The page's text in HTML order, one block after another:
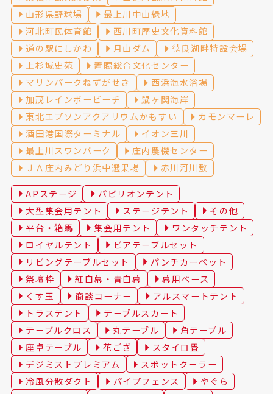
山形県野球場
最上川中山緑地
河北町民体育館
西川町歴史文化資料館
道の駅にしかわ
月山ダム
徳良湖畔特設会場
上杉城史苑
置賜総合文化センター
マリンパークねずがせき
西浜海水浴場
加茂レインボービーチ
鼠ヶ関海岸
東北エプソンアクアリウムかもすい
カモンマーレ
酒田港国際ターミナル
イオン三川
最上川スワンパーク
庄内農機センター
ＪＡ庄内みどり浜中選果場
赤川河川敷
APステージ
パビリオンテント
大型集会用テント
ステージテント
その他
平台・箱馬
集会用テント
ワンタッチテント
ロイヤルテント
ビアテーブルセット
リビングテーブルセット
パンチカーペット
祭壇枠
紅白幕・青白幕
幕用ベース
くす玉
商談コーナー
アルスマートテント
トラステント
テーブルスカート
テーブルクロス
丸テーブル
角テーブル
座卓テーブル
花ござ
スタイロ畳
デジミストプレミアム
スポットクーラー
冷風分散ダクト
パイプフェンス
やぐら